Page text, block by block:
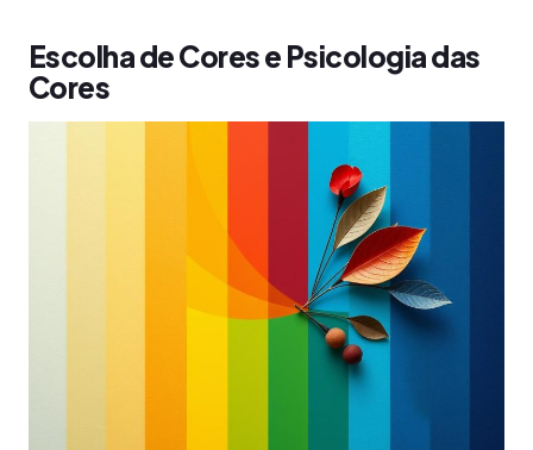
Escolha de Cores e Psicologia das
Cores